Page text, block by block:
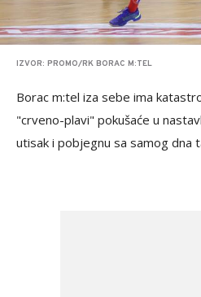
IZVOR: PROMO/RK BORAC M:TEL
Borac m:tel iza sebe ima
"crveno-plavi" pokušaće u
utisak i pobjegnu sa samog dna